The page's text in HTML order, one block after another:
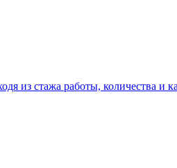
из стажа работы, количества и